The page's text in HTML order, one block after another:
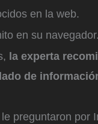
en la web.
en su navegador.
la experta
de
preguntaron por